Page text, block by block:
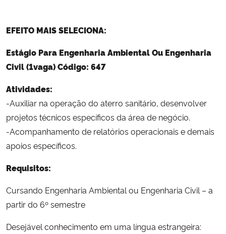
EFEITO MAISSELECIONA:
Estágio Para Engenharia Ambiental Ou Engenharia
Civil (1vaga) Código: 647
Atividades:
-Auxiliar na operação do aterro sanitário, desenvolver
projetos técnicos específicos da área de negócio.
-Acompanhamento de relatórios operacionais e demais
apoios específicos.
Requisitos:
Cursando Engenharia Ambiental ou Engenharia Civil – a
partir do 6º semestre
Desejável conhecimento em uma língua estrangeira: